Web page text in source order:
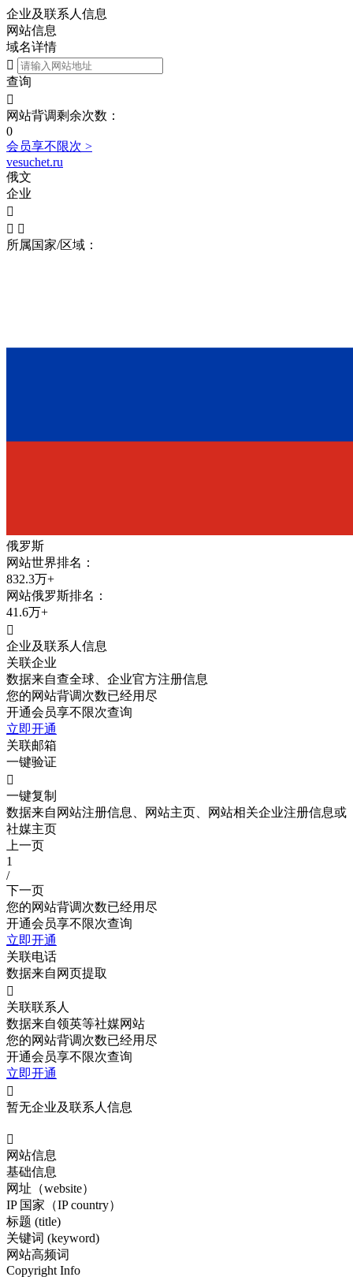
企业及联系人信息
网站信息
域名详情

查询

网站背调剩余次数：
0
会员享不限次 >
vesuchet.ru
俄文
企业

 
所属国家/区域：
俄罗斯
网站世界排名：
832.3万+
网站俄罗斯排名：
41.6万+

企业及联系人信息
关联企业
数据来自查全球、企业官方注册信息
您的网站背调次数已经用尽
开通会员享不限次查询
立即开通
关联邮箱
一键验证

一键复制
数据来自网站注册信息、网站主页、网站相关企业注册信息或
社媒主页
上一页
1
/
下一页
您的网站背调次数已经用尽
开通会员享不限次查询
立即开通
关联电话
数据来自网页提取

关联联系人
数据来自领英等社媒网站
您的网站背调次数已经用尽
开通会员享不限次查询
立即开通

暂无企业及联系人信息

网站信息
基础信息
网址（website）
IP 国家（IP country）
标题 (title)
关键词 (keyword)
网站高频词
Copyright Info